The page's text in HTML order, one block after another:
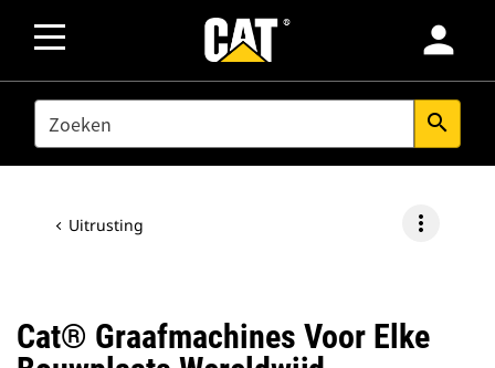
person
SEARCH search
Uitrusting more_vert
Cat® Graafmachines Voor Elke